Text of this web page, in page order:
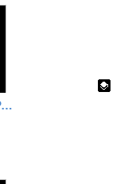
EL INCREÍBLE VIAJE DE UN PATO DE GOMA